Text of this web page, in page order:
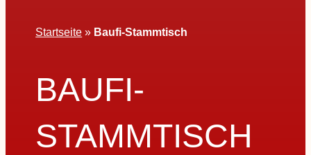
Startseite » Baufi-Stammtisch
BAUFI-
STAMMTISCH